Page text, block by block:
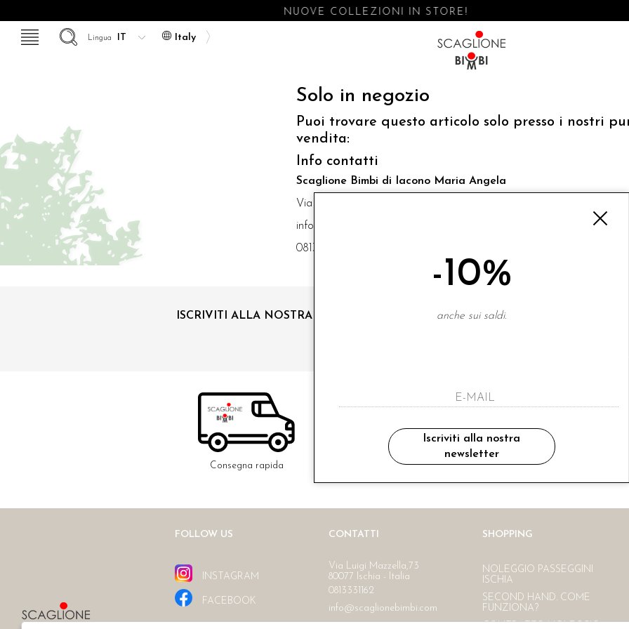
NUOVE COLLEZIONI IN STORE!
Italy
Lingua
Solo in negozio
Puoi trovare questo articolo solo presso i nostri
vendita:
Info contatti
Scaglione Bimbi di Iacono Maria Angela
Via Luigi Mazzella,73 80077 Ischia
info@scaglionebimbi.com
0813331162
ISCRIVITI ALLA NOSTRA NEWSLETTER
ho letto ed accettato le condizioni sulla
Consegna rapida Ritiro in negozio
Consegna gratuita in Italia
FOLLOW US
INSTAGRAM
FACEBOOK
CONTATTI
Via Luigi Mazzella,73
80077 Ischia - Italia
0813331162
info@scaglionebimbi.com
SHOPPING
NOLEGGIO PASSEGGINI
ISCHIA
SECOND HAND. COME
FUNZIONA?
-10%
anche sui saldi.
Iscriviti alla nostra
newsletter